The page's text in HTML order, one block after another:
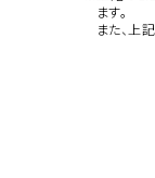
ます。
また、上